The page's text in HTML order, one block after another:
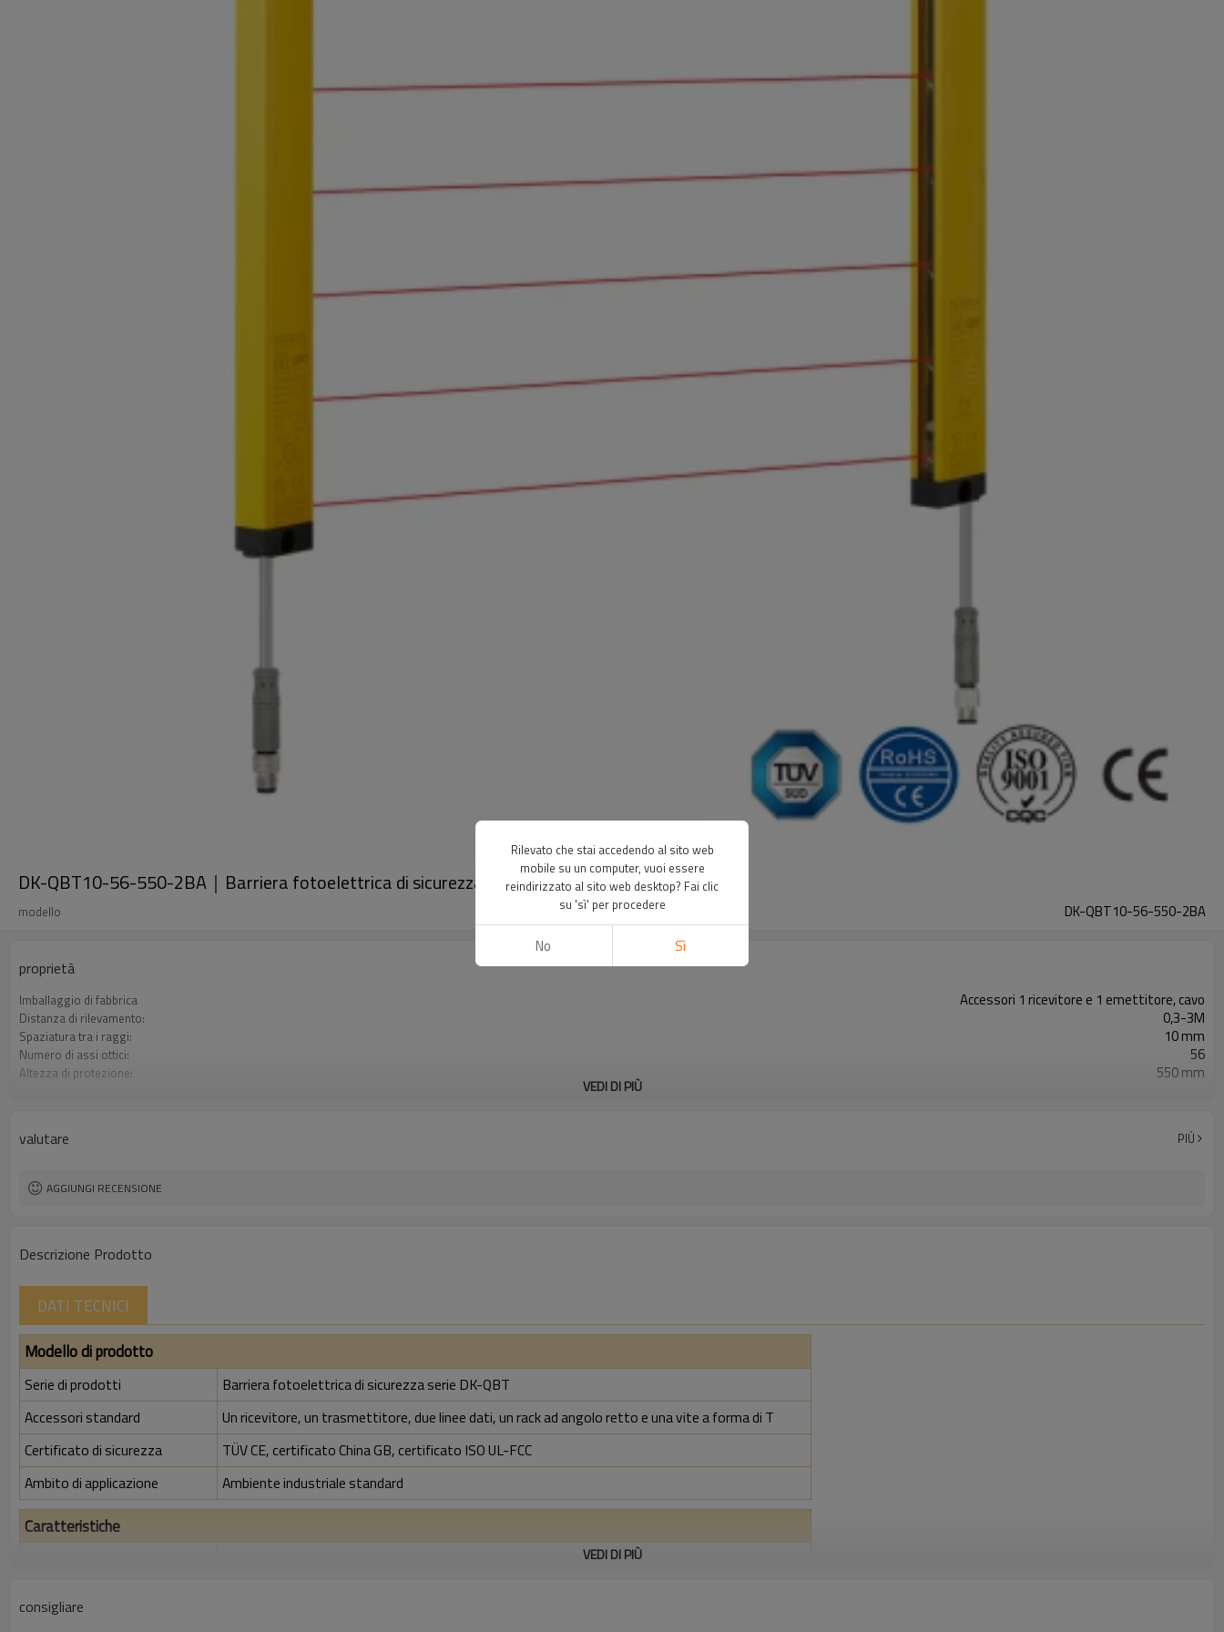
DK-QBT10-56-550-2BA｜Barriera fotoelettrica di sicurezza｜DADISICK
modello DK-QBT10-56-550-2BA
proprietà
Imballaggio di fabbrica Accessori 1 ricevitore e 1 emettitore, cavo
Distanza di rilevamento: 0,3-3M
Spaziatura tra i raggi: 10 mm
Numero di assi ottici: 56
Altezza di protezione: 550 mm
TÜV CE, Cina GB, certificato ISO UL-FCC, TIPO 4
VEDI DI PIÙ
valutare PIÙ
AGGIUNGI RECENSIONE
Descrizione Prodotto
DATI TECNICI
Modello di prodotto
Serie di prodotti
Barriera fotoelettrica di sicurezza serie DK-QBT
Accessori standard
Un ricevitore, un trasmettitore, due linee dati, un rack ad angolo retto e una vite a forma di T
Certificato di sicurezza
TÜV CE, certificato China GB, certificato ISO UL-FCC
Ambito di applicazione
Ambiente industriale standard
Caratteristiche
VEDI DI PIÙ
consigliare
Rilevato che stai accedendo al sito web
mobile su un computer, vuoi essere
reindirizzato al sito web desktop? Fai clic
su 'sì' per procedere
No Sì